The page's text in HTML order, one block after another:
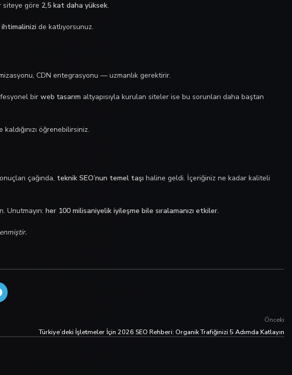
siteye göre 2,5 kat daha yüksek.
de katlıyorsunuz.
CDN entegrasyonu — uzmanlık gerektirir.
bir web tasarım altyapısıyla kurulan siteler ise bu sorunları daha baştan
öğrenebilirsiniz.
çağında, teknik SEO’nun temel taşı haline geldi. İçeriğiniz ne kadar kaliteli
Unutmayın: her 100 milisaniyelik iyileşme bile sıralamanızı etkiler.
Önceki
Türkiye’deki İşletmeler İçin 2026 SEO Rehberi: Organik Trafiğinizi 5 Adımda Katlayın